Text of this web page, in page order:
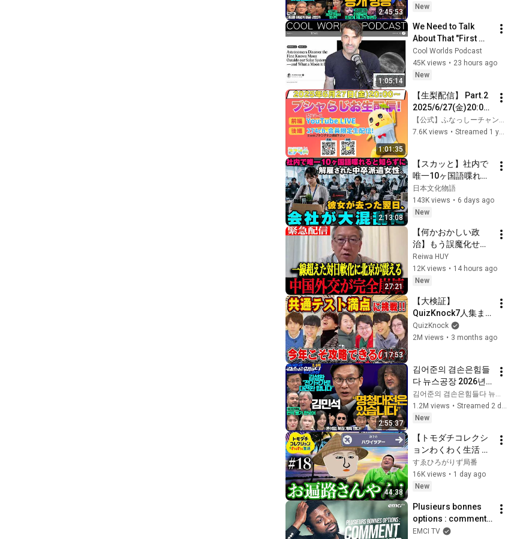
2:45:53
진경, 홍사훈X주진우
밀희, 스포츠공장, 금
요음악회(마지카)]
New
1:05:14
We Need to Talk
About That "First
Exomoon"
Discovery
Cool Worlds Podcast
45K views • 23 hours ago
New
1:01:35
【生梨配信】 Part.2
2025/6/27(金)20:00-
ブシャらじお生配信!
7.6K views • Streamed 1 year ago
2:13:08
【スカッと】社内で
唯一10ヶ国語喋れる
と知らずに解雇され
た中卒派遣女性。彼
女が去った翌日、会
日本文化物語
143K views • 6 days ago
New
27:21
【何かおかしい政
治】もう誤魔化せな
い...習近平が高市早
苗の強硬外交に戦
慄！李強が急遽署名
定」の裏と石平・柯
隆の大暴露【高市早
苗 自民党 石平 柯隆
李強】
Reiwa HUY
12K views • 14 hours ago
New
17:53
【大検証】
QuizKnock7人集ま
れば共通テスト満点
取れる説【5回目】
QuizKnock
2M views • 3 months ago
2:55:37
김어준의 겸손은힘들
다 뉴스공장 2026년 8
월 6일 목요일 [김민
석, 김성환, 홍사훈X주
진우X봉지욱X박시동,
김어준의 겸손은힘들다 뉴스공장
1.2M views •
Streamed 2 days ago
New
44:38
【トモダチコレクシ
ョンわくわく生活 】
北条政子のアナザー
スカイ「ハワイ」
#18
すゑひろがりず局番
16K views • 1 day ago
New
Plusieurs bonnes
options : comment
discerner ? - Teach!
EMCI TV